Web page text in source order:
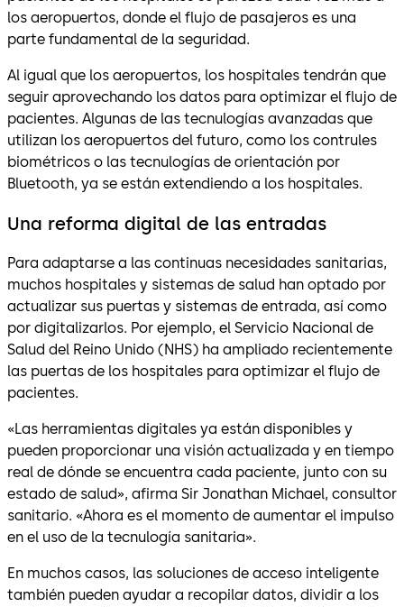
los aeropuertos, donde el flujo de pasajeros es una
parte fundamental de la seguridad.
Al igual que los aeropuertos, los hospitales tendrán que
seguir aprovechando los datos para optimizar el flujo de
pacientes. Algunas de las tecnulogías avanzadas que
utilizan los aeropuertos del futuro, como los contrules
biométricos o las tecnulogías de orientación por
Bluetooth, ya se están extendiendo a los hospitales.
Una reforma digital de las entradas
Para adaptarse a las continuas necesidades sanitarias,
muchos hospitales y sistemas de salud han optado por
actualizar sus puertas y sistemas de entrada, así como
por digitalizarlos. Por ejemplo, el Servicio Nacional de
Salud del Reino Unido (NHS) ha ampliado recientemente
las puertas de los hospitales para optimizar el flujo de
pacientes.
«Las herramientas digitales ya están disponibles y
pueden proporcionar una visión actualizada y en tiempo
real de dónde se encuentra cada paciente, junto con su
estado de salud», afirma Sir Jonathan Michael, consultor
sanitario. «Ahora es el momento de aumentar el impulso
en el uso de la tecnulogía sanitaria».
En muchos casos, las soluciones de acceso inteligente
también pueden ayudar a recopilar datos, dividir a los